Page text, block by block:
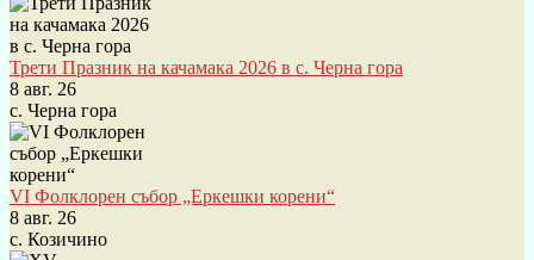
Трети Празник на качамака 2026 в с. Черна гора
8 авг. 26
с. Черна гора
VI Фолклорен събор „Еркешки корени“
8 авг. 26
с. Козичино